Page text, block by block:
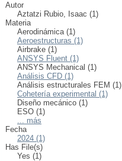
Autor
Aztatzi Rubio, Isaac (1)
Materia
Aerodinámica (1)
Aeroestructuras (1)
Airbrake (1)
ANSYS Fluent (1)
ANSYS Mechanical (1)
Análisis CFD (1)
Análisis estructurales FEM (1)
Cohetería experimental (1)
Diseño mecánico (1)
ESO (1)
... más
Fecha
2024 (1)
Has File(s)
Yes (1)